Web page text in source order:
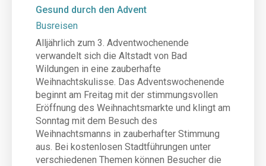
Gesund durch den Advent
Busreisen
Alljährlich zum 3. Adventwochenende
verwandelt sich die Altstadt von Bad
Wildungen in eine zauberhafte
Weihnachtskulisse. Das Adventswochenende
beginnt am Freitag mit der stimmungsvollen
Eröffnung des Weihnachtsmarkte und klingt am
Sonntag mit dem Besuch des
Weihnachtsmanns in zauberhafter Stimmung
aus. Bei kostenlosen Stadtführungen unter
verschiedenen Themen können Besucher die